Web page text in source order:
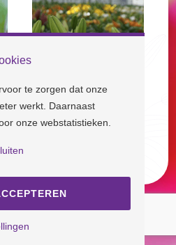
and stay tuned!
te zorgen dat onze
werkt. Daarnaast
onze webstatistieken.